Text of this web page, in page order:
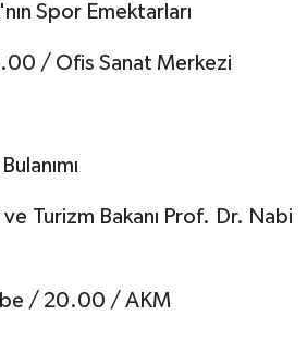
Spor Emektarları
/ Ofis Sanat Merkezi
Turizm Bakanı Prof. Dr. Nabi
/ 20.00 / AKM